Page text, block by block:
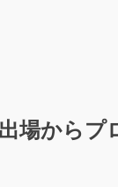
場からプ